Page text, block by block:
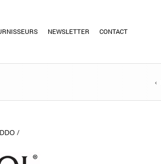
NEWSLETTER CONTACT
/